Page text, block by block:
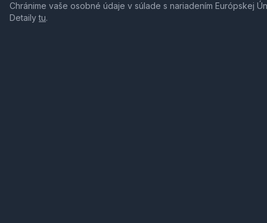
Chránime vaše osobné údaje v súlade s nariadením Európskej
Detailytu.